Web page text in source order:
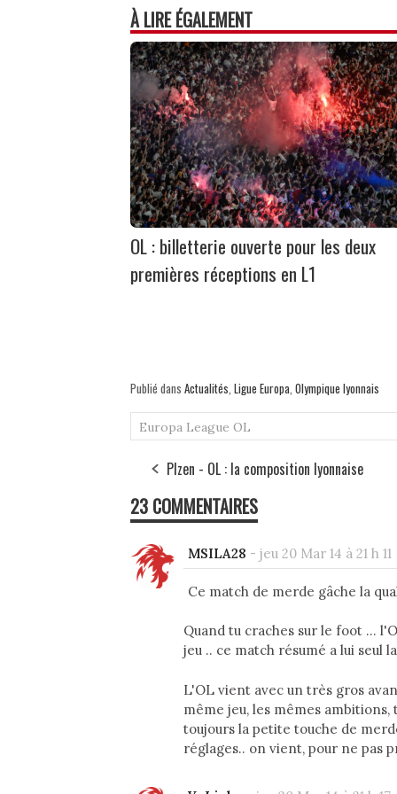
À LIRE ÉGALEMENT
OL : billetterie ouverte pour les deux
premières réceptions en L1
Publié dans Actualités Ligue Europa Olympique lyonnais
Europa League OL
Plzen - OL : la composition lyonnaise
23 COMMENTAIRES
MSILA28 - jeu 20 Mar 14 à 21 h 11
Ce match de merde gâche la
Quand tu craches sur le foot ...
jeu .. ce match résumé a lui seul
L'OL vient avec un très gros
même jeu, les mêmes
toujours la petite touche de
réglages.. on vient, pour ne pas